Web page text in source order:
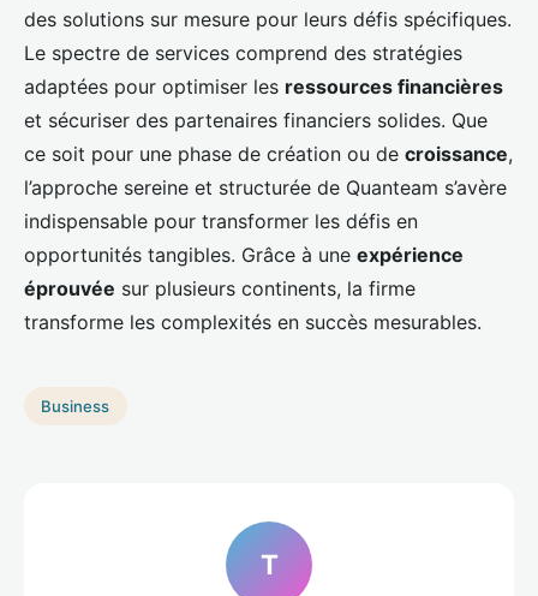
des solutions sur mesure pour leurs défis spécifiques.
Le spectre de services comprend des stratégies
adaptées pour optimiser les ressources financières
et sécuriser des partenaires financiers solides. Que
ce soit pour une phase de création ou de croissance,
l’approche sereine et structurée de Quanteam s’avère
indispensable pour transformer les défis en
opportunités tangibles. Grâce à une expérience
éprouvée sur plusieurs continents, la firme
transforme les complexités en succès mesurables.
Business
T